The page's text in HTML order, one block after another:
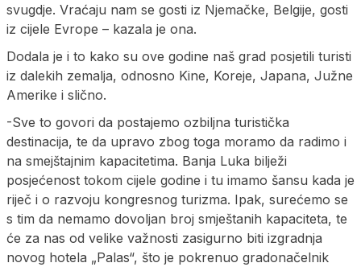
svugdje. Vraćaju nam se gosti iz Njemačke, Belgije, gosti
iz cijele Evrope – kazala je ona.
Dodala je i to kako su ove godine naš grad posjetili turisti
iz dalekih zemalja, odnosno Kine, Koreje, Japana, Južne
Amerike i slično.
-Sve to govori da postajemo ozbiljna turistička
destinacija, te da upravo zbog toga moramo da radimo i
na smejštajnim kapacitetima. Banja Luka bilježi
posjećenost tokom cijele godine i tu imamo šansu kada je
riječ i o razvoju kongresnog turizma. Ipak, surećemo se
s tim da nemamo dovoljan broj smještanih kapaciteta, te
će za nas od velike važnosti zasigurno biti izgradnja
novog hotela „Palas“, što je pokrenuo gradonačelnik